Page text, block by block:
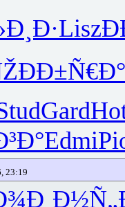
Lisz
ÐÐ±Ñ€Ð°
Gard
Edmi
23:19